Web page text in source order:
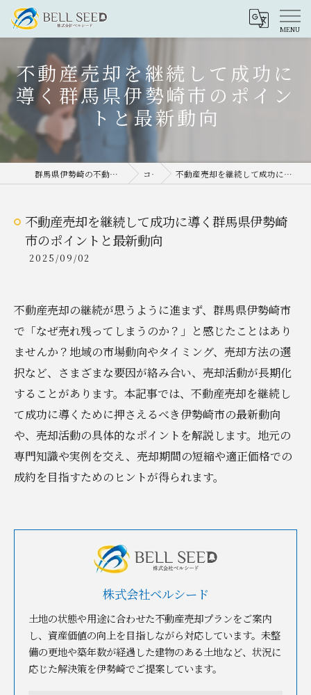
不動産売却を継続して成功に
導く群馬県伊勢崎市のポイン
トと最新動向
群馬県伊勢崎の不動産売却なら株式会社ベルシード コラム 不動産売却を継続して成功に導く群馬県伊勢崎市のポイントと最新動向
不動産売却を継続して成功に導く群馬県伊勢崎
市のポイントと最新動向
2025/09/02
不動産売却の継続が思うように進まず、群馬県伊勢崎市
で「なぜ売れ残ってしまうのか？」と感じたことはあり
ませんか？地域の市場動向やタイミング、売却方法の選
択など、さまざまな要因が絡み合い、売却活動が長期化
することがあります。本記事では、不動産売却を継続し
て成功に導くために押さえるべき伊勢崎市の最新動向
や、売却活動の具体的なポイントを解説します。地元の
専門知識や実例を交え、売却期間の短縮や適正価格での
成約を目指すためのヒントが得られます。
株式会社ベルシード
土地の状態や用途に合わせた不動産売却プランをご案内
し、資産価値の向上を目指しながら対応しています。未整
備の更地や築年数が経過した建物のある土地など、状況に
応じた解決策を伊勢崎でご提案しています。